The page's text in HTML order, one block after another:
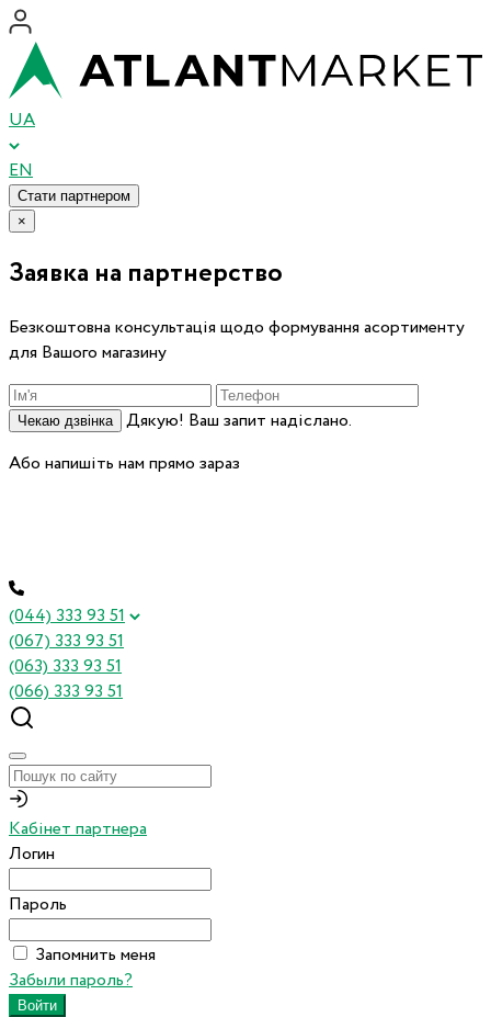
UA
EN
Стати партнером
×
Заявка на партнерство
Безкоштовна консультація щодо формування асортименту
для Вашого магазину
Чекаю дзвінка
Дякую! Ваш запит надіслано.
Або напишіть нам прямо зараз
(044) 333 93 51
(067) 333 93 51
(063) 333 93 51
(066) 333 93 51
Кабінет партнера
Логин
Пароль
Запомнить меня
Забыли пароль?